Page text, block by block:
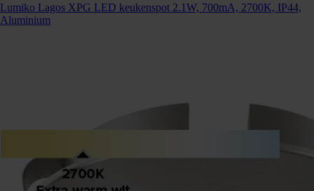
Lumiko Lagos XPG LED keukenspot 2.1W, 700mA, 2700K, IP44,
Aluminium